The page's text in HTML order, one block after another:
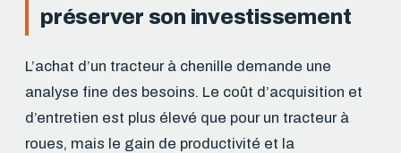
préserver son investissement
L’achat d’un tracteur à chenille demande une
analyse fine des besoins. Le coût d’acquisition et
d’entretien est plus élevé que pour un tracteur à
roues, mais le gain de productivité et la